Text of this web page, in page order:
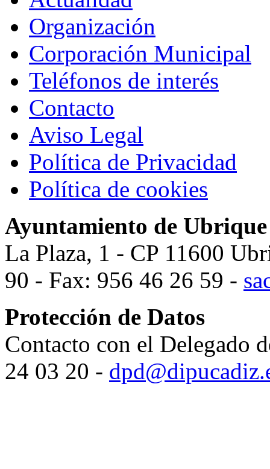
Organización
Corporación Municipal
Teléfonos de interés
Contacto
Aviso Legal
Política de Privacidad
Política de cookies
Ayuntamiento de Ubrique
La Plaza, 1 - CP 11600
90 - Fax: 956 46 26 59 -
Protección de Datos
Contacto con el Delegado
24 03 20 -